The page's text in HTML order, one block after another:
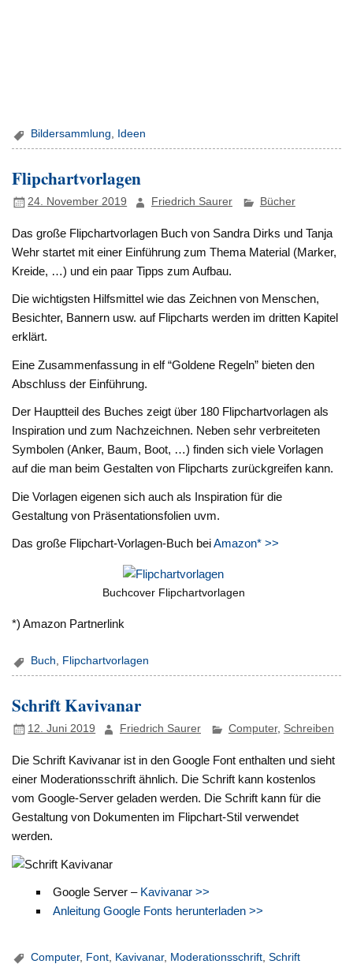
Bildersammlung, Ideen
Flipchartvorlagen
24. November 2019 Friedrich Saurer Bücher
Das große Flipchartvorlagen Buch von Sandra Dirks und Tanja
Wehr startet mit einer Einführung zum Thema Material (Marker,
Kreide, …) und ein paar Tipps zum Aufbau.
Die wichtigsten Hilfsmittel wie das Zeichnen von Menschen,
Besichter, Bannern usw. auf Flipcharts werden im dritten Kapitel
erklärt.
Eine Zusammenfassung in elf “Goldene Regeln” bieten den
Abschluss der Einführung.
Der Hauptteil des Buches zeigt über 180 Flipchartvorlagen als
Inspiration und zum Nachzeichnen. Neben sehr verbreiteten
Symbolen (Anker, Baum, Boot, …) finden sich viele Vorlagen
auf die man beim Gestalten von Flipcharts zurückgreifen kann.
Die Vorlagen eigenen sich auch als Inspiration für die
Gestaltung von Präsentationsfolien uvm.
Das große Flipchart-Vorlagen-Buch beiAmazon* >>
Buchcover Flipchartvorlagen
*) Amazon Partnerlink
Buch, Flipchartvorlagen
Schrift Kavivanar
12. Juni 2019 Friedrich Saurer Computer, Schreiben
Die Schrift Kavivanar ist in den Google Font enthalten und sieht
einer Moderationsschrift ähnlich. Die Schrift kann kostenlos
vom Google-Server geladen werden. Die Schrift kann für die
Gestaltung von Dokumenten im Flipchart-Stil verwendet
werden.
Google Server – Kavivanar >>
Anleitung Google Fonts herunterladen >>
Computer, Font Kavivanar, Moderationsschrift ,Schrift